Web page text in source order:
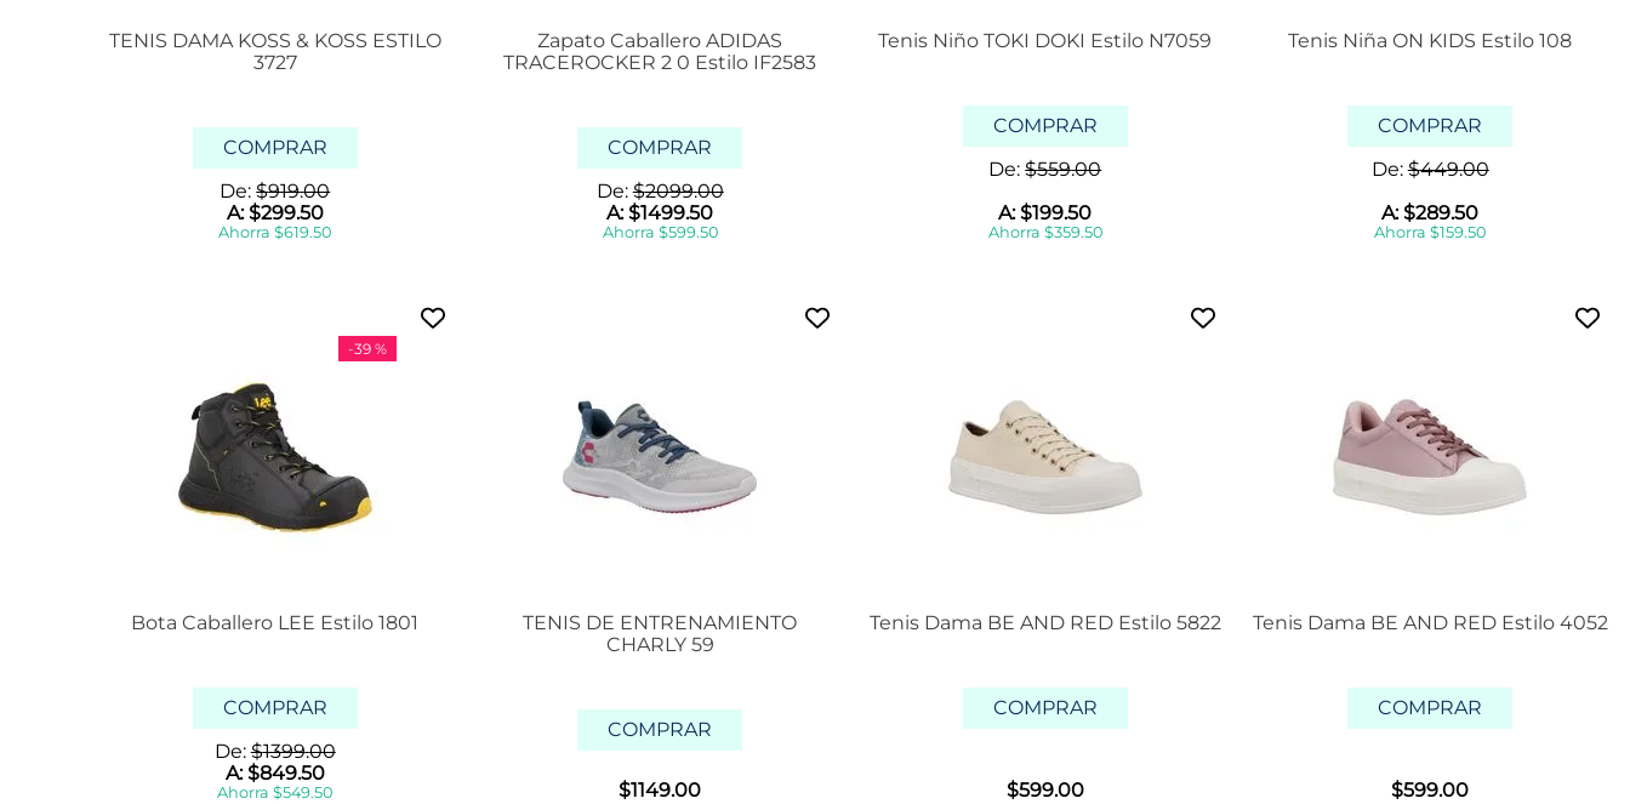
TENIS DAMA KOSS & KOSS ESTILO
3727
COMPRAR
De:$919.00
A:$299.50
Ahorra$619.50
Zapato Caballero ADIDAS
TRACEROCKER 2 0 Estilo IF2583
COMPRAR
De:$2099.00
A:$1499.50
Ahorra $599.50
Tenis Niño TOKI DOKI Estilo N7059
COMPRAR
De:$559.00
A:$199.50
Ahorra $359.50
Tenis Niña ON KIDS Estilo 108
COMPRAR
De:$449.00
A:$289.50
Ahorra$159.50
-39 %
Bota Caballero LEE Estilo 1801
COMPRAR
De:$1399.00
A:$849.50
Ahorra$549.50
TENIS DE ENTRENAMIENTO
CHARLY 59
COMPRAR
$1149.00
Tenis Dama BE AND RED Estilo 5822
COMPRAR
$599.00
Tenis Dama BE AND RED Estilo 4052
COMPRAR
$599.00